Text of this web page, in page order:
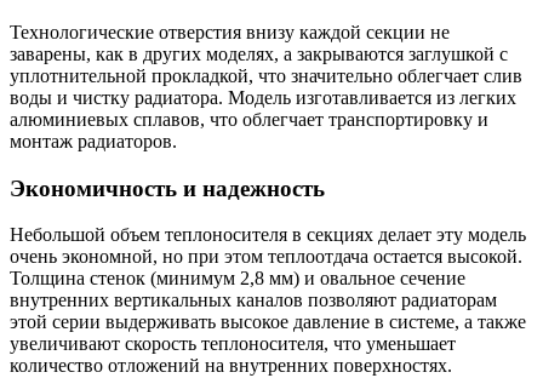
Технологические отверстия внизу каждой секции не
заварены, как в других моделях, а закрываются заглушкой с
уплотнительной прокладкой, что значительно облегчает слив
воды и чистку радиатора. Модель изготавливается из легких
алюминиевых сплавов, что облегчает транспортировку и
монтаж радиаторов.
Экономичность и надежность
Небольшой объем теплоносителя в секциях делает эту модель
очень экономной, но при этом теплоотдача остается высокой.
Толщина стенок (минимум 2,8 мм) и овальное сечение
внутренних вертикальных каналов позволяют радиаторам
этой серии выдерживать высокое давление в системе, а также
увеличивают скорость теплоносителя, что уменьшает
количество отложений на внутренних поверхностях.